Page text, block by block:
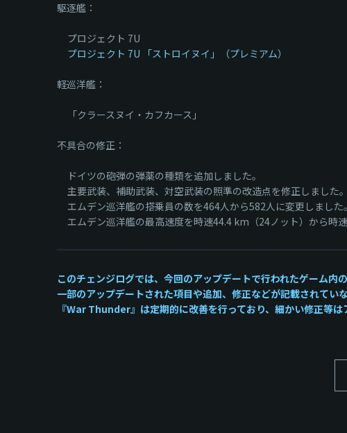
駆逐艦：
プロジェクト 7U
プロジェクト 7U 「ストロイヌイ」（プレミアム）
軽巡洋艦：
「クラースヌイ・カフカース」
不具合の修正：
ドイツの砲弾の弾薬の種類を追加しました。
主要武装、補助武装、対空武装の照準の改造点を修正しました。
エムデン巡洋艦の搭乗員の数を464人から582人に変更しました。
エムデン巡洋艦の最高速度を時速44.4 km（24ノット）から時
このチェンジログでは、今回のアップデートで行われたゲーム内
一部のアップデートされた項目や追加、修正などが記載されてい
『War Thunder』は定期的に改善を行っており、細かい修正等は